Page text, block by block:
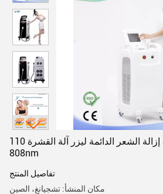
110 فولت 220 فولت إزالة الشعر الدائمة ليزر آلة القشرة
808nm
تفاصيل المنتج
مكان المنشأ: تشجيانغ، الصين